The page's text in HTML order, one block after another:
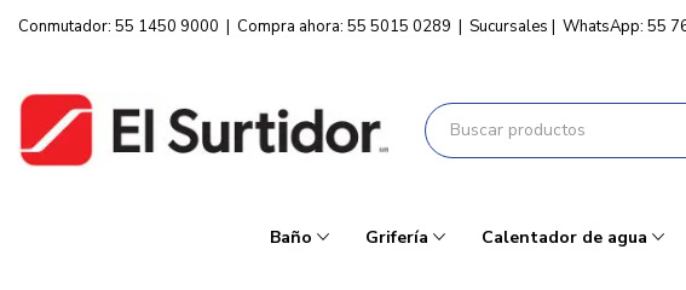
Conmutador: 55 1450 9000 | Compra ahora: 55 5015 0289 | Sucursales | WhatsApp: 55
Baño Grifería Calentador de agua